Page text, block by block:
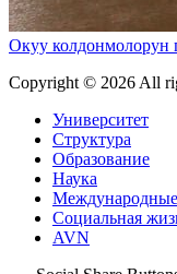
Окуу колдонмолорун
Copyright © 2026 All
Университет
Структура
Образование
Наука
Социальная
AVN